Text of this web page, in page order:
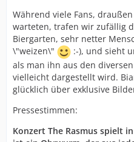
Während viele Fans,
warteten, trafen wir zufällig
Biergarten, sehr netter
\"weizen\"
:-), und sieht
als man ihn aus den
vielleicht dargestellt wird.
glücklich über exklusive
Pressestimmen:
Konzert The Rasmus spielt